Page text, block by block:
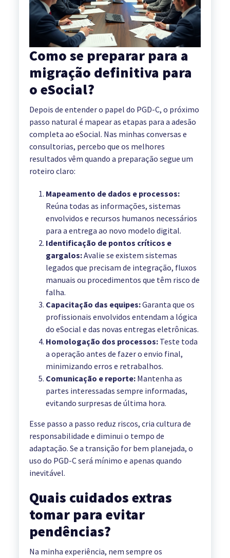
Como se preparar para a
migração definitiva para
o eSocial?
Depois de entender o papel do PGD-C, o próximo
passo natural é mapear as etapas para a adesão
completa ao eSocial. Nas minhas conversas e
consultorias, percebo que os melhores
resultados vêm quando a preparação segue um
roteiro claro:
Mapeamento de dados e processos:
Reúna todas as informações, sistemas
envolvidos e recursos humanos necessários
para a entrega ao novo modelo digital.
Identificação de pontos críticos e
gargalos:Avalie se existem sistemas
legados que precisam de integração, fluxos
manuais ou procedimentos que têm risco de
falha.
Capacitação das equipes:Garanta que os
profissionais envolvidos entendam a lógica
do eSocial e das novas entregas eletrônicas.
Homologação dos processos:Teste toda
a operação antes de fazer o envio final,
minimizando erros e retrabalhos.
Comunicação e reporte:Mantenha as
partes interessadas sempre informadas,
evitando surpresas de última hora.
Esse passo a passo reduz riscos, cria cultura de
responsabilidade e diminui o tempo de
adaptação. Se a transição for bem planejada, o
uso do PGD-C será mínimo e apenas quando
inevitável.
Quais cuidados extras
tomar para evitar
pendências?
Na minha experiência, nem sempre os